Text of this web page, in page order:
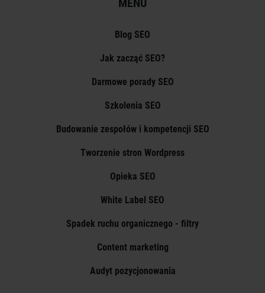
Blog SEO
Jak zacząć SEO?
Darmowe porady SEO
Szkolenia SEO
Budowanie zespołów i kompetencji SEO
Tworzenie stron Wordpress
Opieka SEO
White Label SEO
Spadek ruchu organicznego - filtry
Content marketing
Audyt pozycjonowania